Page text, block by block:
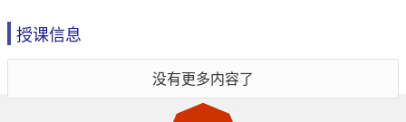
授课信息
没有更多内容了